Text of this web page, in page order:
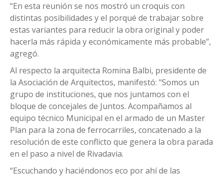
“En esta reunión se nos mostró un croquis con
distintas posibilidades y el porqué de trabajar sobre
estas variantes para reducir la obra original y poder
hacerla más rápida y económicamente más probable”,
agregó.
Al respecto la arquitecta Romina Balbi, presidente de
la Asociación de Arquitectos, manifestó: "Somos un
grupo de instituciones, que nos juntamos con el
bloque de concejales de Juntos. Acompañamos al
equipo técnico Municipal en el armado de un Master
Plan para la zona de ferrocarriles, concatenado a la
resolución de este conflicto que genera la obra parada
en el paso a nivel de Rivadavia.
“Escuchando y haciéndonos eco por ahí de las